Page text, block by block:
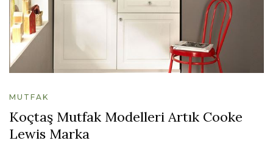
MUTFAK
Koçtaş Mutfak Modelleri Artık Cooke
Lewis Marka